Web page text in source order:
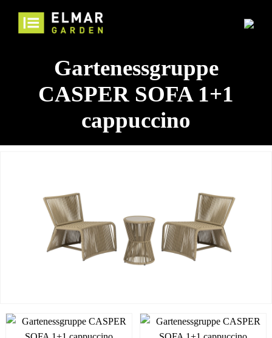
Gartenessgruppe
CASPER SOFA 1+1
cappuccino